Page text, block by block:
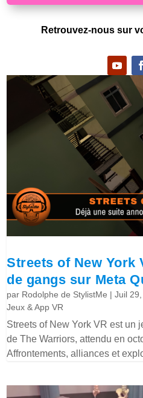
Retrouvez-nous sur
Streets of New York
de gangs sur Meta
par Rodolphe de StylistMe |Juil
Jeux & App VR
Streets of New York VR est un
de The Warriors, attendu en
Affrontements, alliances et